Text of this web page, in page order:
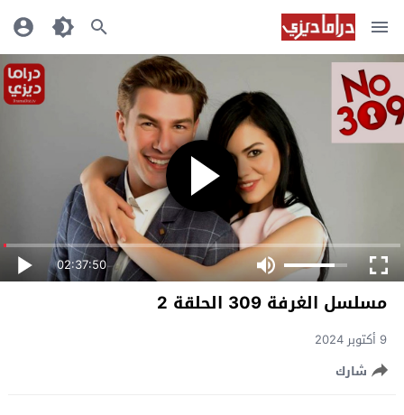
02:37:50
مسلسل الغرفة 309 الحلقة 2
9 أكتوبر 2024
شارك